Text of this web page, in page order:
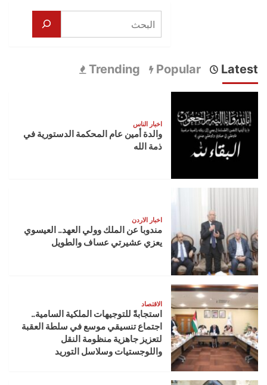
الرقمي
وولي
أبو
البحث
Latest
Popular
Trending
اخبار الناس
والدة أمين عام المحكمة الدستورية في
ذمة الله
اخبار الاردن
مندوبا عن الملك وولي العهد.. العيسوي
يعزي عشيرتي عساف والطويل
الاقتصاد
استجابةً للتوجيهات الملكية السامية..
اجتماع تنسيقي موسع في سلطة العقبة
لتعزيز جاهزية منظومة النقل
واللوجستيات وسلاسل التوريد